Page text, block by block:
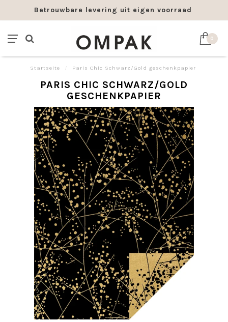
Betrouwbare levering uit eigen voorraad
0
Startseite Paris Chic Schwarz/Gold geschenkpapier
PARIS CHIC SCHWARZ/GOLD
GESCHENKPAPIER